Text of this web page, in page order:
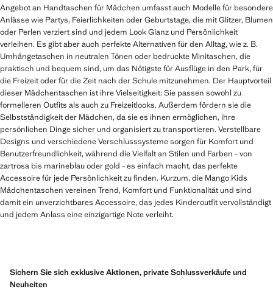
Angebot an Handtaschen für Mädchen umfasst auch Modelle für besondere
Anlässe wie Partys, Feierlichkeiten oder Geburtstage, die mit Glitzer, Blumen
oder Perlen verziert sind und jedem Look Glanz und Persönlichkeit
verleihen. Es gibt aber auch perfekte Alternativen für den Alltag, wie z. B.
Umhängetaschen in neutralen Tönen oder bedruckte Minitaschen, die
praktisch und bequem sind, um das Nötigste für Ausflüge in den Park, für
die Freizeit oder für die Zeit nach der Schule mitzunehmen. Der Hauptvorteil
dieser Mädchentaschen ist ihre Vielseitigkeit: Sie passen sowohl zu
formelleren Outfits als auch zu Freizeitlooks. Außerdem fördern sie die
Selbstständigkeit der Mädchen, da sie es ihnen ermöglichen, ihre
persönlichen Dinge sicher und organisiert zu transportieren. Verstellbare
Designs und verschiedene Verschlusssysteme sorgen für Komfort und
Benutzerfreundlichkeit, während die Vielfalt an Stilen und Farben - von
zartrosa bis marineblau oder gold - es einfach macht, das perfekte
Accessoire für jede Persönlichkeit zu finden. Kurzum, die Mango Kids
Mädchentaschen vereinen Trend, Komfort und Funktionalität und sind
damit ein unverzichtbares Accessoire, das jedes Kinderoutfit vervollständigt
und jedem Anlass eine einzigartige Note verleiht.
Sichern Sie sich exklusive Aktionen, private Schlussverkäufe und
Neuheiten